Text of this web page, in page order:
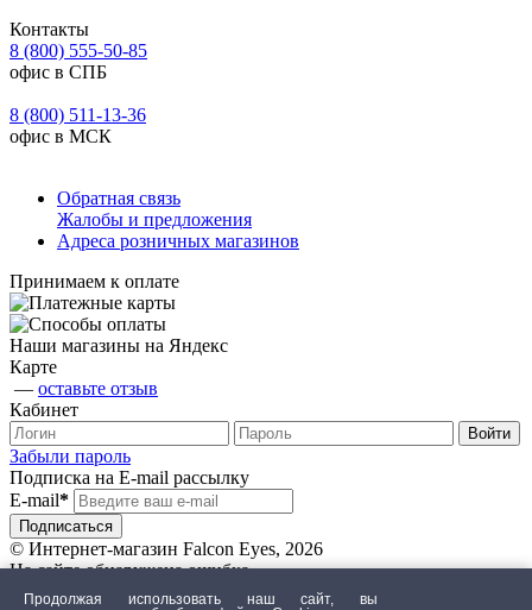
Контакты
8 (800) 555-50-85
офис в СПБ
8 (800) 511-13-36
офис в МСК
Обратная связь
Жалобы и предложения
Адреса розничных магазинов
Принимаем к оплате
Наши магазины на Яндекс
Карте
— оставьте отзыв
Кабинет
Забыли пароль
Подписка на E-mail рассылку
E-mail*
© Интернет-магазин Falcon Eyes, 2026
На сайте обнаружена ошибка
Продолжая использовать наш сайт, вы